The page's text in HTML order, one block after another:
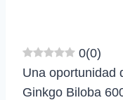
0(0)
Una oportunidad
Ginkgo Biloba